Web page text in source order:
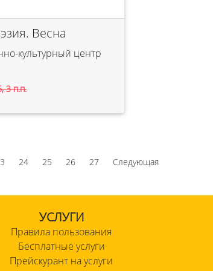
Весна
культурный центр
3 п.п.
24 25 26 27 Следующая
УСЛУГИ
Правила пользования
Бесплатные услуги
Прейскурант на услуги